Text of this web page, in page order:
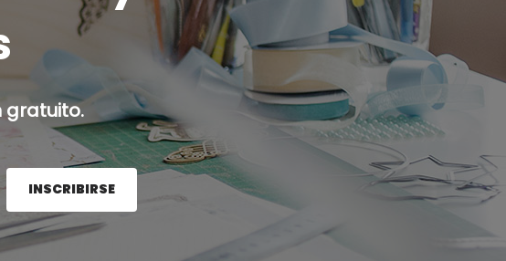
gratuito.
y presione el botón Registrarse.
INSCRIBIRSE